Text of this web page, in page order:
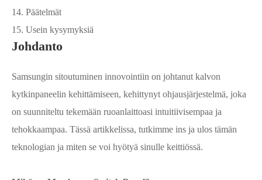
14. Päätelmät
15. Usein kysymyksiä
Johdanto
Samsungin sitoutuminen innovointiin on johtanut kalvon
kytkinpaneelin kehittämiseen, kehittynyt ohjausjärjestelmä, joka
on suunniteltu tekemään ruoanlaittoasi intuitiivisempaa ja
tehokkaampaa. Tässä artikkelissa, tutkimme ins ja ulos tämän
teknologian ja miten se voi hyötyä sinulle keittiössä.